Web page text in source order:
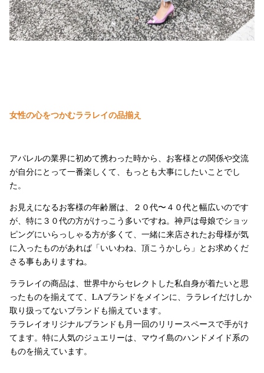
女性の心をつかむララレイの品揃え
アパレルの業界に初めて携わった時から、お客様との関係や交流
が自分にとって一番楽しくて、もっとも大事にしたいことでし
た。
お見えになるお客様の年齢層は、２０代〜４０代と幅広いのです
が、特に３０代の方がけっこう多いですね。神戸は母娘でショッ
ピングにいらっしゃる方が多くて、一緒に来店されたお母様が気
に入ったものがあれば「いいわね、頂こうかしら」とお求めくだ
さる事もありますね。
ララレイの商品は、世界中からセレクトした私自身が着たいと思
ったものを揃えてて、LAブランドをメインに、ララレイだけしか
取り扱ってないブランドも揃えています。
ララレイオリジナルブランドも月一回のリリースペースで手がけ
てます。特に人気のジュエリーは、マウイ島のハンドメイド系の
ものを揃えています。